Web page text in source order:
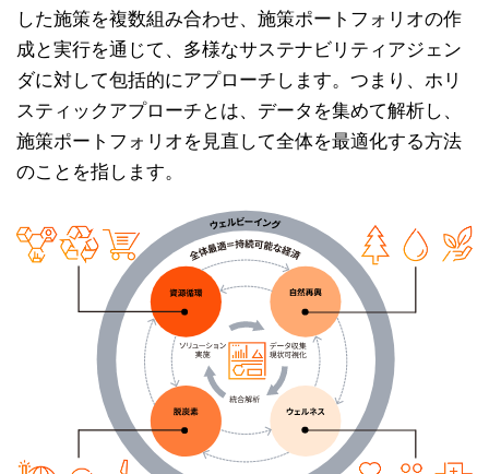
した施策を複数組み合わせ、施策ポートフォリオの作
成と実行を通じて、多様なサステナビリティアジェン
ダに対して包括的にアプローチします。つまり、ホリ
スティックアプローチとは、データを集めて解析し、
施策ポートフォリオを見直して全体を最適化する方法
のことを指します。